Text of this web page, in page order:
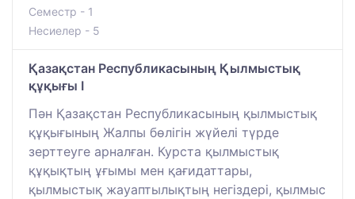
Семестр - 1
Несиелер - 5
Қазақстан Республикасының Қылмыстық
құқығы I
Пән Қазақстан Республикасының қылмыстық
құқығының Жалпы бөлігін жүйелі түрде
зерттеуге арналған. Курста қылмыстық
құқықтың ұғымы мен қағидаттары,
қылмыстық жауаптылықтың негіздері, қылмыс